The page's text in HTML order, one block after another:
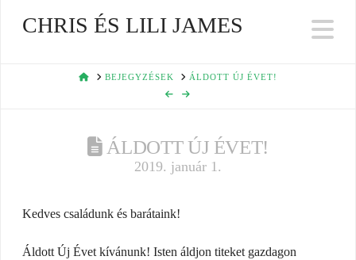
CHRIS ÉS LILI JAMES
HOMEBEJEGYZÉSEK ÁLDOTT ÚJ ÉVET!
ÁLDOTT ÚJ ÉVET!
2019. január 1.
Kedves családunk és barátaink!
Áldott Új Évet kívánunk! Isten áldjon titeket gazdagon